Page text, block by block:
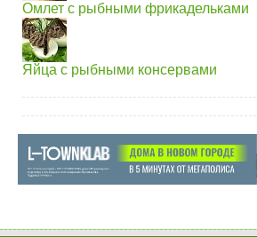
Омлет с рыбными фрикадельками
Яйца с рыбными консервами